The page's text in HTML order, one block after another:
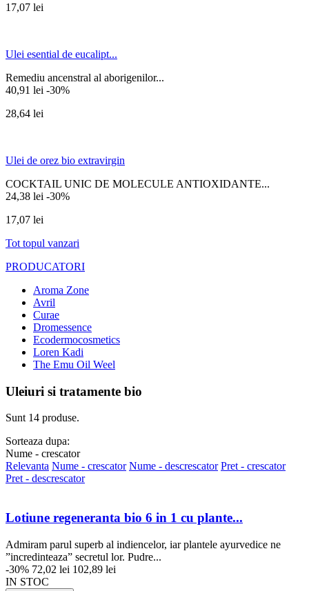
17,07 lei
Ulei esential de eucalipt...
Remediu ancenstral al aborigenilor...
40,91 lei -30%
28,64 lei
Ulei de orez bio extravirgin
COCKTAIL UNIC DE MOLECULE ANTIOXIDANTE...
24,38 lei -30%
17,07 lei
Tot topul vanzari
PRODUCATORI
Aroma Zone
Avril
Curae
Dromessence
Ecodermocosmetics
Loren Kadi
The Emu Oil Weel
Uleiuri si tratamente bio
Sunt 14 produse.
Sorteaza dupa:
Nume - crescator
Relevanta Nume - crescator Nume - descrescator Pret - crescator
Pret - descrescator
Lotiune regeneranta bio 6 in 1 cu plante...
Admiram parul superb al indiencelor, iar plantele ayurvedice ne
”incredinteaza” secretul lor. Pudre...
-30% 72,02 lei 102,89 lei
IN STOC